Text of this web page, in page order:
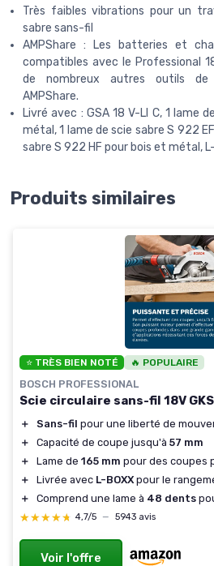
Très faibles vibrations pour un
sabre sans-fil
AMPShare : Les batteries et
compatibles avec le Professional
de nombreux autres outils de
AMPShare.
Livré avec : GSA 18 V-LI C, 1 lame
métal, 1 lame de scie sabre S 922
sabre S 922 HF pour bois et métal,
Produits similaires
⭐ TRÈS BIEN NOTÉ 🔥 POPULAIRE
BOSCH PROFESSIONAL
Scie circulaire sans-fil 18V GKS
＋ Sans-fil pour une liberté de
＋
Capacité de coupe jusqu'à 57 mm
＋
Lame de 165 mm pour des coupes
＋
Livrée avec L-BOXX pour le
＋
Comprend une lame à 48 dents
★★★★★
★★★★★ 4,7/5 — 5943 avis
Voir l'offre